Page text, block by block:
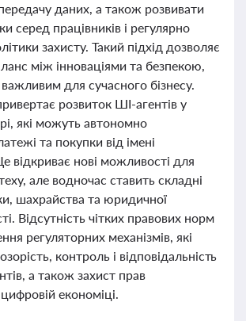
даних, а також розвивати
серед працівників і регулярно
захисту. Такий підхід дозволяє
між інноваціями та безпекою,
для сучасного бізнесу.
розвиток ШІ-агентів у
які можуть автономно
та покупки від імені
відкриває нові можливості для
але водночас ставить складні
шахрайства та юридичної
Відсутність чітких правових норм
регуляторних механізмів, які
контроль і відповідальність
а також захист прав
економіці.